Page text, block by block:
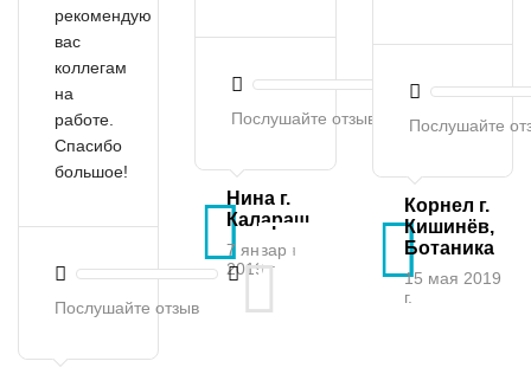
рекомендую
вас
коллегам
на
работе.
Спасибо
большое!
Послушайте отзыв
Послушайте отзыв
Нина г.
Калараш
7 января
2019 г.
Послушайте
Корнел г.
Кишинёв,
Ботаника
15 мая 2019
г.